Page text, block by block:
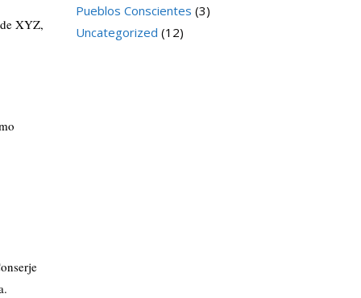
XYZ,
Pueblos Conscientes (3)
Uncategorized (12)